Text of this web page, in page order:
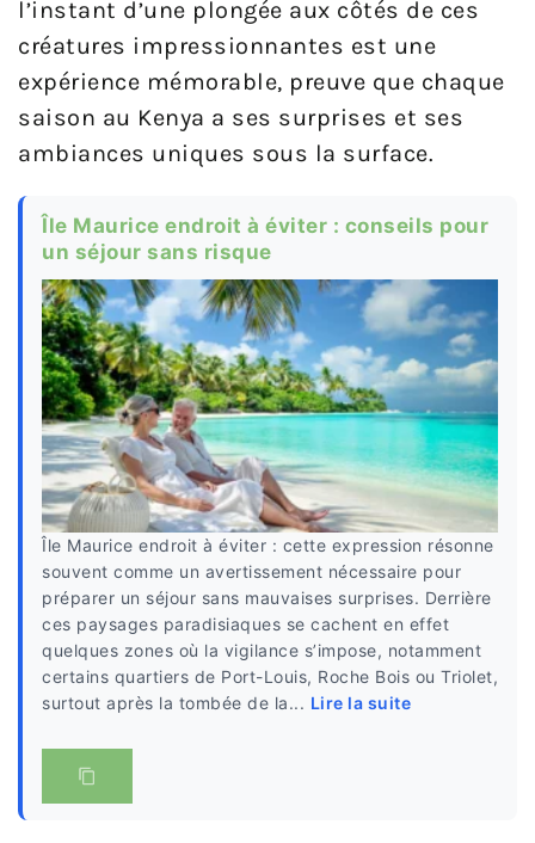
l’instant d’une plongée aux côtés de ces
créatures impressionnantes est une
expérience mémorable, preuve que chaque
saison au Kenya a ses surprises et ses
ambiances uniques sous la surface.
Île Maurice endroit à éviter : conseils pour
un séjour sans risque
Île Maurice endroit à éviter : cette expression résonne
souvent comme un avertissement nécessaire pour
préparer un séjour sans mauvaises surprises. Derrière
ces paysages paradisiaques se cachent en effet
quelques zones où la vigilance s’impose, notamment
certains quartiers de Port-Louis, Roche Bois ou Triolet,
surtout après la tombée de la... Lire la suite